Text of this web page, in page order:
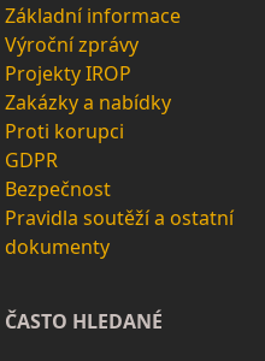
Základní informace
Výroční zprávy
Projekty IROP
Zakázky a nabídky
Proti korupci
GDPR
Bezpečnost
Pravidla soutěží a ostatní
dokumenty
ČASTO HLEDANÉ